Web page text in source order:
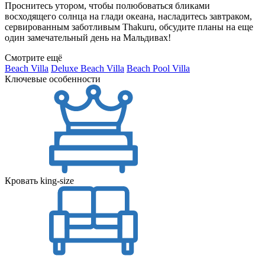
Проснитесь утором, чтобы полюбоваться бликами
восходящего солнца на глади океана, насладитесь завтраком,
сервированным заботливым Thakuru, обсудите планы на еще
один замечательный день на Мальдивах!
Смотрите ещё
Beach Villa Deluxe Beach Villa Beach Pool Villa
Ключевые особенности
Кровать king-size